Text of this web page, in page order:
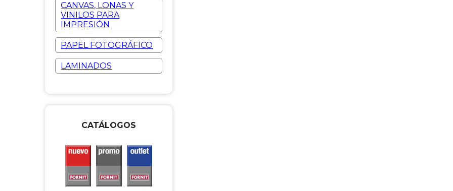
CANVAS, LONAS Y
VINILOS PARA
IMPRESIÓN
PAPEL FOTOGRÁFICO
LAMINADOS
CATÁLOGOS